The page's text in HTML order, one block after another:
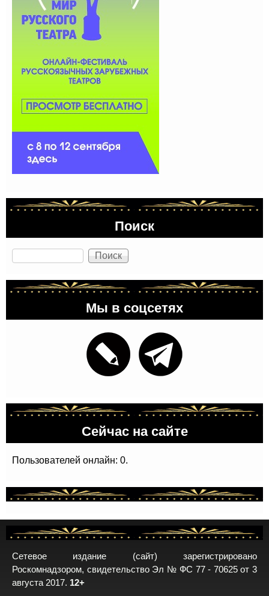
Поиск
Поиск
Мы в соцсетях
Сейчас на сайте
Пользователей онлайн: 0.
Сетевое издание (сайт) зарегистрировано
Роскомнадзором, свидетельство Эл № ФС 77 - 70625 от 3
августа 2017. 12+